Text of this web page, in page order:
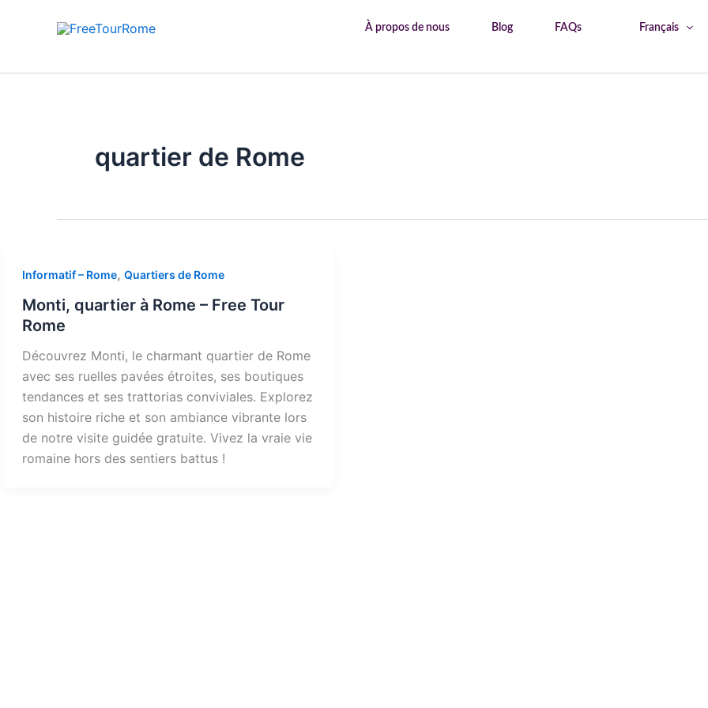
À propos de nous Blog FAQs Français
quartier de Rome
Informatif – Rome, Quartiers de Rome
Monti, quartier à Rome – Free Tour
Rome
Découvrez Monti, le charmant quartier de Rome
avec ses ruelles pavées étroites, ses boutiques
tendances et ses trattorias conviviales. Explorez
son histoire riche et son ambiance vibrante lors
de notre visite guidée gratuite. Vivez la vraie vie
romaine hors des sentiers battus !